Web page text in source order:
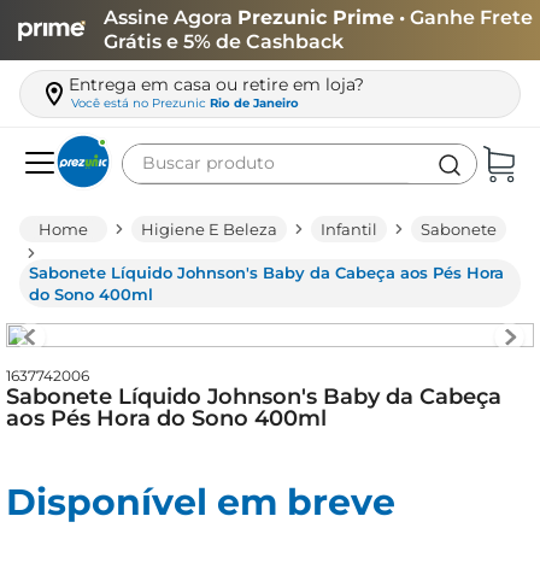
Assine Agora Prezunic Prime • Ganhe Frete
Grátis e 5% de Cashback
Entrega em casa ou retire em loja?
Você está no Prezunic Rio de Janeiro
Buscar produto
Higiene E Beleza Infantil Sabonete
Sabonete Líquido Johnson's Baby da Cabeça aos Pés Hora
do Sono 400ml
1637742006
Sabonete Líquido Johnson's Baby da Cabeça
aos Pés Hora do Sono 400ml
Disponível em breve
leite
café
queijo
azeite
arroz